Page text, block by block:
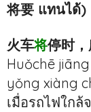
将要 แทนได้)
火车将停时，
Huǒchē
yǒng xiàng
เมื่อรถไฟใก